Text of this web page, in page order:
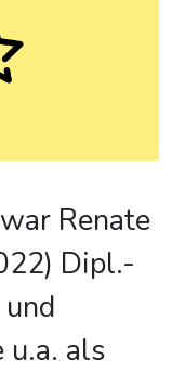
Renate
Dipl.-
als